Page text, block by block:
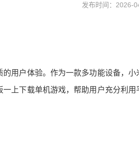
发布时间：2026-
用户体验。作为一款多功能设备，小
上下载单机游戏，帮助用户充分利用